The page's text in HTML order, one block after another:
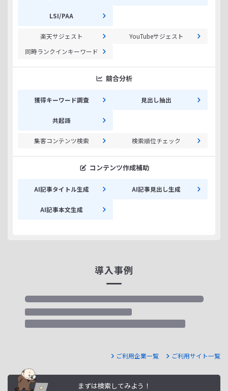
LSI/PAA
楽天サジェスト
YouTubeサジェスト
同時ランクインキーワード
競合分析
獲得キーワード調査 見出し抽出
共起語
集客コンテンツ検索 検索順位チェック
コンテンツ作成補助
AI記事タイトル生成 AI記事見出し生成
AI記事本文生成
導入事例
ご利用企業一覧 ご利用サイト一覧
まずは検索してみよう！